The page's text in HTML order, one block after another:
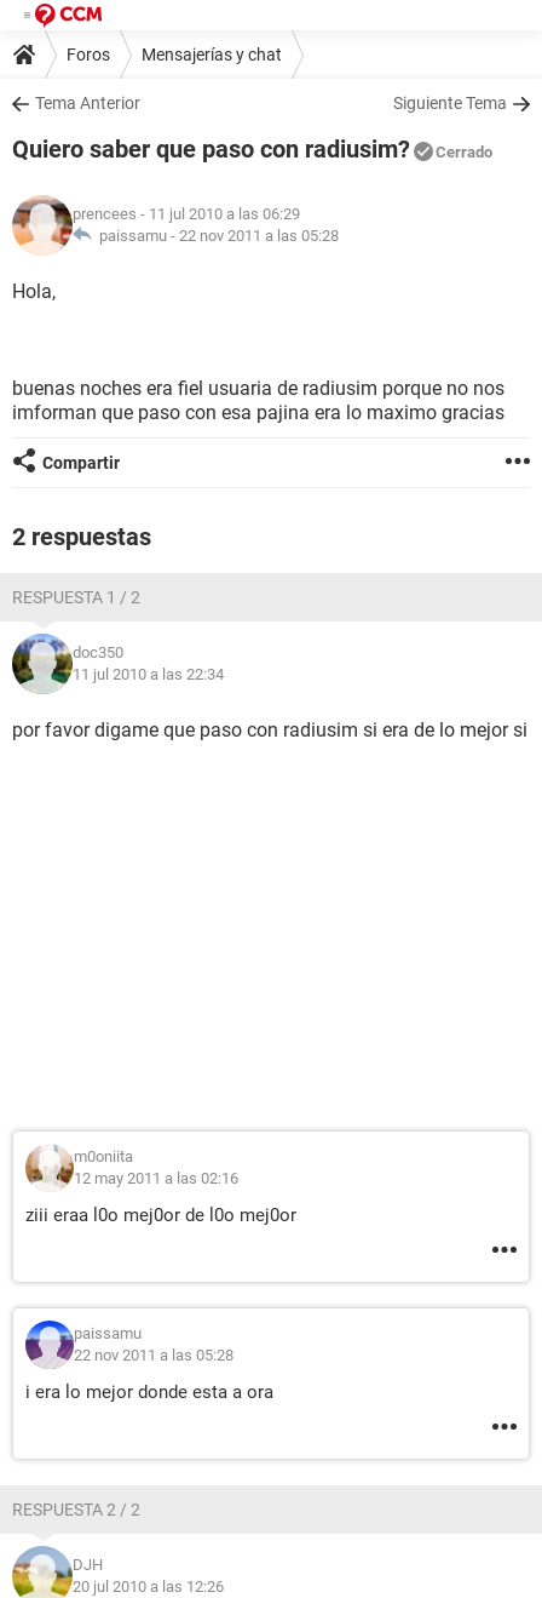
Foros Mensajerías y chat
Tema Anterior Siguiente Tema
Quiero saber que paso con radiusim? Cerrado
prencees - 11 jul 2010 a las 06:29
paissamu - 22 nov 2011 a las 05:28
Hola,
buenas noches era fiel usuaria de radiusim porque no nos
imforman que paso con esa pajina era lo maximo gracias
Compartir
2 respuestas
RESPUESTA 1 / 2
doc350
11 jul 2010 a las 22:34
por favor digame que paso con radiusim si era de lo mejor si
m0oniita
12 may 2011 a las 02:16
ziii eraa l0o mej0or de l0o mej0or
paissamu
22 nov 2011 a las 05:28
i era lo mejor donde esta a ora
RESPUESTA 2 / 2
DJH
20 jul 2010 a las 12:26